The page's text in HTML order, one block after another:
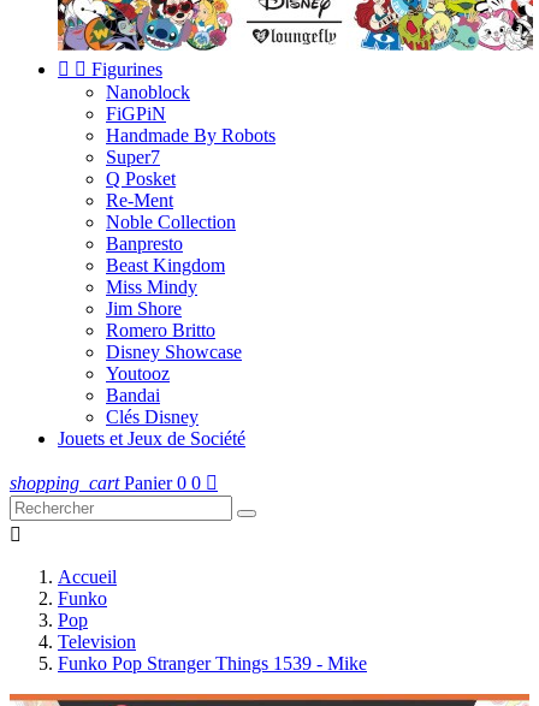
  Figurines
Nanoblock
FiGPiN
Handmade By Robots
Super7
Q Posket
Re-Ment
Noble Collection
Banpresto
Beast Kingdom
Miss Mindy
Jim Shore
Romero Britto
Disney Showcase
Youtooz
Bandai
Clés Disney
Jouets et Jeux de Société
shopping_cart Panier 0 0 

Accueil
Funko
Pop
Television
Funko Pop Stranger Things 1539 - Mike